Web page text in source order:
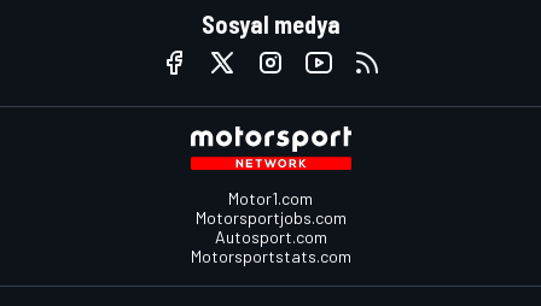
Sosyal medya
Motor1.com
Motorsportjobs.com
Autosport.com
Motorsportstats.com